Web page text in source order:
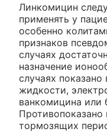
Линкомицин
применять у
особенно
признаков
случаях
назначение
случаях
жидкости,
ванкомицина или
Противопоказано
тормозящих